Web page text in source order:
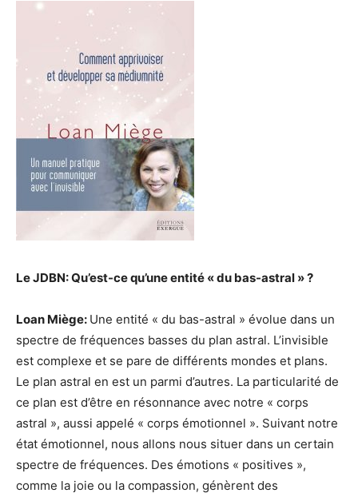
Le JDBN: Qu’est-ce qu’une entité « du bas-astral » ?
Loan Miège: Une entité « du bas-astral » évolue dans un
spectre de fréquences basses du plan astral. L’invisible
est complexe et se pare de différents mondes et plans.
Le plan astral en est un parmi d’autres. La particularité de
ce plan est d’être en résonnance avec notre « corps
astral », aussi appelé « corps émotionnel ». Suivant notre
état émotionnel, nous allons nous situer dans un certain
spectre de fréquences. Des émotions « positives »,
comme la joie ou la compassion, génèrent des